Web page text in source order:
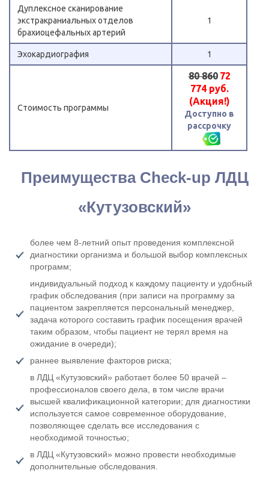
Дуплексное сканирование
экстракраниальных отделов
брахиоцефальных артерий
1
Эхокардиография 1
Стоимость программы
80 860 72
774 руб.
(Акция!)
Доступно в
рассрочку
Преимущества Check-up ЛДЦ
«Кутузовский»
более чем 8-летний опыт проведения комплексной
диагностики организма и большой выбор комплексных
программ;
индивидуальный подход к каждому пациенту и удобный
график обследования (при записи на программу за
пациентом закрепляется персональный менеджер,
задача которого составить график посещения врачей
таким образом, чтобы пациент не терял время на
ожидание в очереди);
раннее выявление факторов риска;
в ЛДЦ «Кутузовский» работает более 50 врачей –
профессионалов своего дела, в том числе врачи
высшей квалификационной категории; для диагностики
используется самое современное оборудование,
позволяющее сделать все исследования с
необходимой точностью;
в ЛДЦ «Кутузовский» можно провести необходимые
дополнительные обследования.